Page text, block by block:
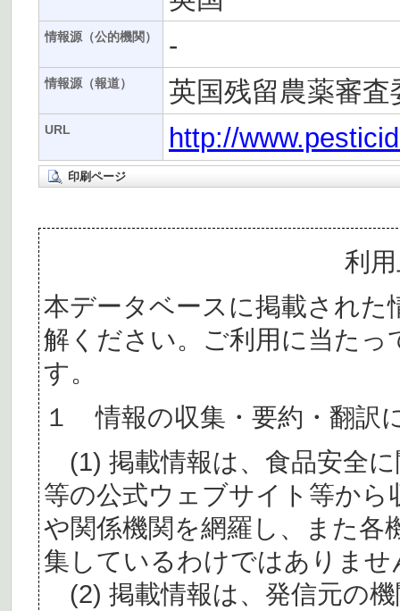
情報源（公的機関） -
情報源（報道） 英国残留農薬審査
URL http://
印刷ページ
利
本データベースに掲載された
解ください。ご利用に当た
す。
１ 情報の収集・要約・翻訳
(1) 掲載情報は、食品安全
等の公式ウェブサイト等か
や関係機関を網羅し、また各
集しているわけではありませ
(2) 掲載情報は、発信元の